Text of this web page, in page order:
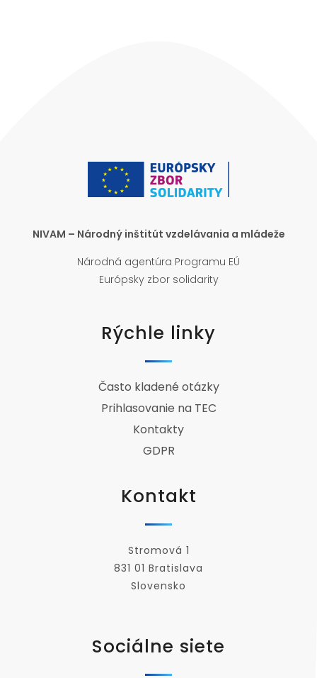
NIVAM – Národný inštitút vzdelávania a mládeže
Národná agentúra Programu EÚ
Európsky zbor solidarity
Rýchle linky
Často kladené otázky
Prihlasovanie na TEC
Kontakty
GDPR
Kontakt
Stromová 1
831 01 Bratislava
Slovensko
Sociálne siete